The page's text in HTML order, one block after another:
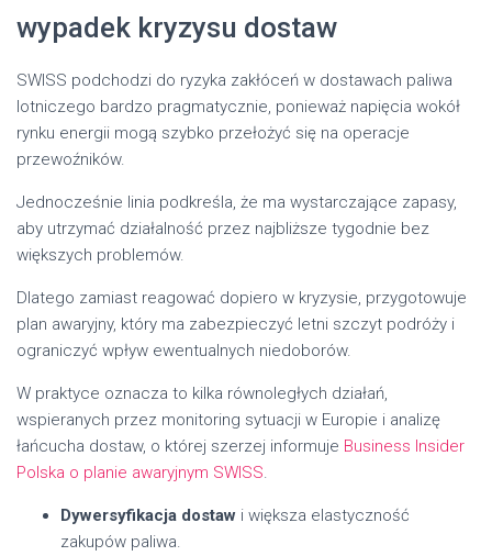
wypadek kryzysu dostaw
SWISS podchodzi do ryzyka zakłóceń w dostawach paliwa
lotniczego bardzo pragmatycznie, ponieważ napięcia wokół
rynku energii mogą szybko przełożyć się na operacje
przewoźników.
Jednocześnie linia podkreśla, że ma wystarczające zapasy,
aby utrzymać działalność przez najbliższe tygodnie bez
większych problemów.
Dlatego zamiast reagować dopiero w kryzysie, przygotowuje
plan awaryjny, który ma zabezpieczyć letni szczyt podróży i
ograniczyć wpływ ewentualnych niedoborów.
W praktyce oznacza to kilka równoległych działań,
wspieranych przez monitoring sytuacji w Europie i analizę
łańcucha dostaw, o której szerzej informuje Business Insider
Polska o planie awaryjnym SWISS.
Dywersyfikacja dostaw i większa elastyczność
zakupów paliwa.